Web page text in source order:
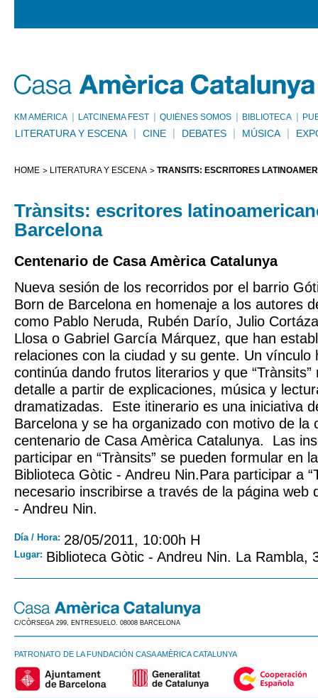
KM AMÈRICA LATCINEMA FEST QUIÉNES SOMOS BIBLIOTECA
LITERATURA Y ESCENA CINE DEBATES MÚSICA
HOME LITERATURA Y ESCENA TRÀNSITS: ESCRITORES
Trànsits: escritores
Barcelona
Centenario de Casa Amèrica Catalunya
Nueva sesión de los recorridos por el barrio
Born de Barcelona en homenaje a los autores
como Pablo Neruda, Rubén Darío, Julio
Llosa o Gabriel García Márquez, que han
relaciones con la ciudad y su gente. Un vínculo
continúa dando frutos literarios y que
detalle a partir de explicaciones, música y
dramatizadas. Este itinerario es una iniciativa
Barcelona y se ha organizado con motivo de la
centenario de Casa Amèrica Catalunya. Las
participar en “Trànsits” se pueden formular en
Biblioteca Gòtic - Andreu Nin.Para participar a
necesario inscribirse a través de la página web
- Andreu Nin.
Día / Hora: 28/05/2011, 10:00h H
Lugar: Biblioteca Gòtic - Andreu Nin. La Rambla,
C/CÒRSEGA 299, ENTRESUELO. 08008 BARCELONA
PATRONATO DE LA FUNDACIÓN CASA AMÈRICA CATALUNYA